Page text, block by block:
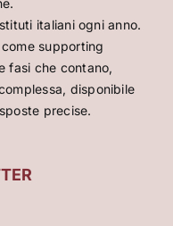
italiani ogni anno.
supporting
fasi che contano,
disponibile
precise.